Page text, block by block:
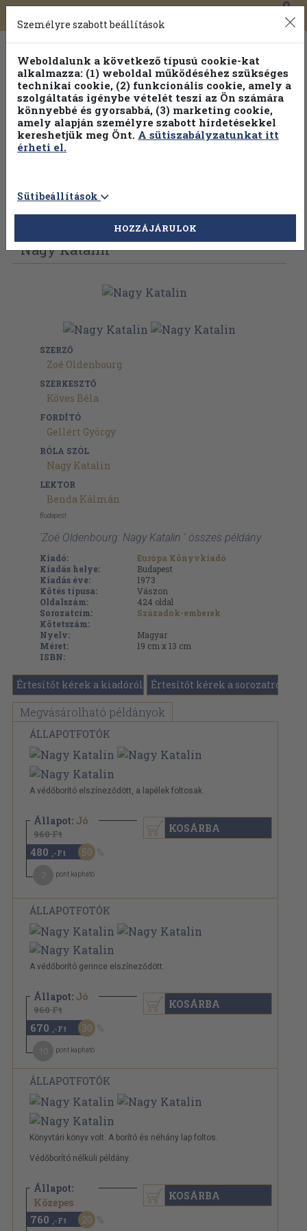
Toggle
navigation
0
Vissza az előző oldalra Válasszon példányt
Nagy Katalin
SZERZŐ
Zoé Oldenbourg
SZERKESZTŐ
Köves Béla
FORDÍTÓ
Gellért György
RÓLA SZÓL
Nagy Katalin
LEKTOR
Benda Kálmán
Budapest
'Zoé Oldenbourg: Nagy Katalin ' összes példány
Kiadó:
Európa Könyvkiadó
Kiadás helye:
Budapest
Kiadás éve:
1973
Kötés típusa:
Vászon
Oldalszám:
424 oldal
Sorozatcím:
Századok-emberek
Kötetszám:
Nyelv:
Magyar
Méret:
19 cm x 13 cm
ISBN:
Értesítőt kérek a kiadóról Értesítőt kérek a sorozatról
Megvásárolható példányok
ÁLLAPOTFOTÓK
A védőborító elszíneződött, a lapélek foltosak.
Állapot: Jó
960 Ft
480 ,-Ft 50
pont kapható
KOSÁRBA
ÁLLAPOTFOTÓK
A védőborító gerince elszíneződött.
Állapot: Jó
960 Ft
670 ,-Ft 30
pont kapható
KOSÁRBA
ÁLLAPOTFOTÓK
Könyvtári könyv volt. A borító és néhány lap foltos.
Védőborító nélküli példány.
Állapot:
Közepes
960 Ft
760 ,-Ft 20
KOSÁRBA
Személyre szabott beállítások
Weboldalunk a következő típusú cookie-kat
alkalmazza: (1) weboldal működéséhez szükséges
technikai cookie, (2) funkcionális cookie, amely a
szolgáltatás igénybe vételét teszi az Ön számára
könnyebbé és gyorsabbá, (3) marketing cookie,
amely alapján személyre szabott hirdetésekkel
kereshetjük meg Önt. A sütiszabályzatunkat itt
érheti el.
Sütibeállítások
HOZZÁJÁRULOK